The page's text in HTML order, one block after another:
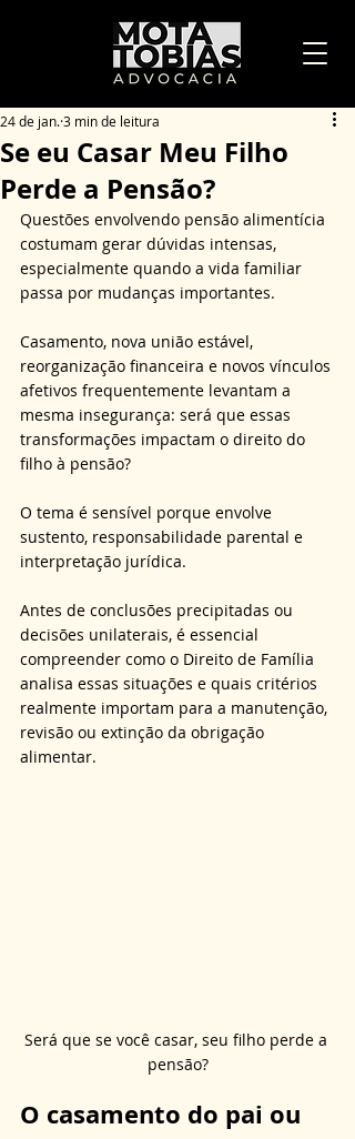
Se eu Casar Meu Filho
Perde a Pensão?
24 de jan.3 min de leitura
Questões envolvendo pensão alimentícia
costumam gerar dúvidas intensas,
especialmente quando a vida familiar
passa por mudanças importantes.
Casamento, nova união estável,
reorganização financeira e novos vínculos
afetivos frequentemente levantam a
mesma insegurança: será que essas
transformações impactam o direito do
filho à pensão?
O tema é sensível porque envolve
sustento, responsabilidade parental e
interpretação jurídica.
Antes de conclusões precipitadas ou
decisões unilaterais, é essencial
compreender como o Direito de Família
analisa essas situações e quais critérios
realmente importam para a manutenção,
revisão ou extinção da obrigação
alimentar.
Será que se você casar, seu filho perde a
pensão?
O casamento do pai ou